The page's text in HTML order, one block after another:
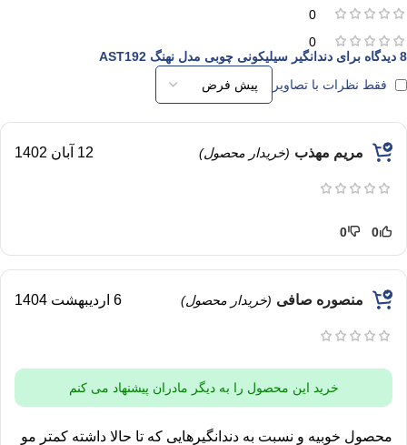
0
0
8 دیدگاه برای
دندانگیر سیلیکونی چوبی مدل نهنگ AST192
فقط نظرات با تصاویر
مریم مهذب (خریدار محصول) 12 آبان 1402
0
0
منصوره صافی (خریدار محصول) 6 اردیبهشت 1404
خرید این محصول را به دیگر مادران پیشنهاد می کنم
محصول خوبیه و نسبت به دندانگیرهایی که تا حالا داشته کمتر مو